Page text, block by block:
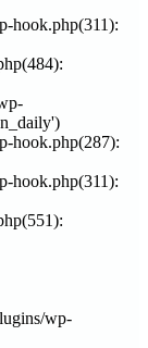
hook.php(311):
hook.php(287):
hook.php(311):
wp-